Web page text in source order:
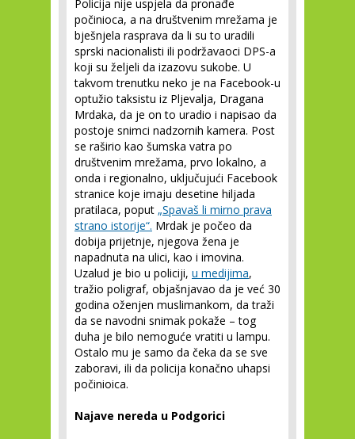
Policija nije uspjela da pronađe
počinioca, a na društvenim mrežama je
bješnjela rasprava da li su to uradili
sprski nacionalisti ili podržavaoci DPS-a
koji su željeli da izazovu sukobe. U
takvom trenutku neko je na Facebook-u
optužio taksistu iz Pljevalja, Dragana
Mrdaka, da je on to uradio i napisao da
postoje snimci nadzornih kamera. Post
se raširio kao šumska vatra po
društvenim mrežama, prvo lokalno, a
onda i regionalno, uključujući Facebook
stranice koje imaju desetine hiljada
pratilaca, poput „Spavaš li mirno prava
strano istorije“. Mrdak je počeo da
dobija prijetnje, njegova žena je
napadnuta na ulici, kao i imovina.
Uzalud je bio u policiji, u medijima,
tražio poligraf, objašnjavao da je već 30
godina oženjen muslimankom, da traži
da se navodni snimak pokaže – tog
duha je bilo nemoguće vratiti u lampu.
Ostalo mu je samo da čeka da se sve
zaboravi, ili da policija konačno uhapsi
počinioica.
Najave nereda u Podgorici